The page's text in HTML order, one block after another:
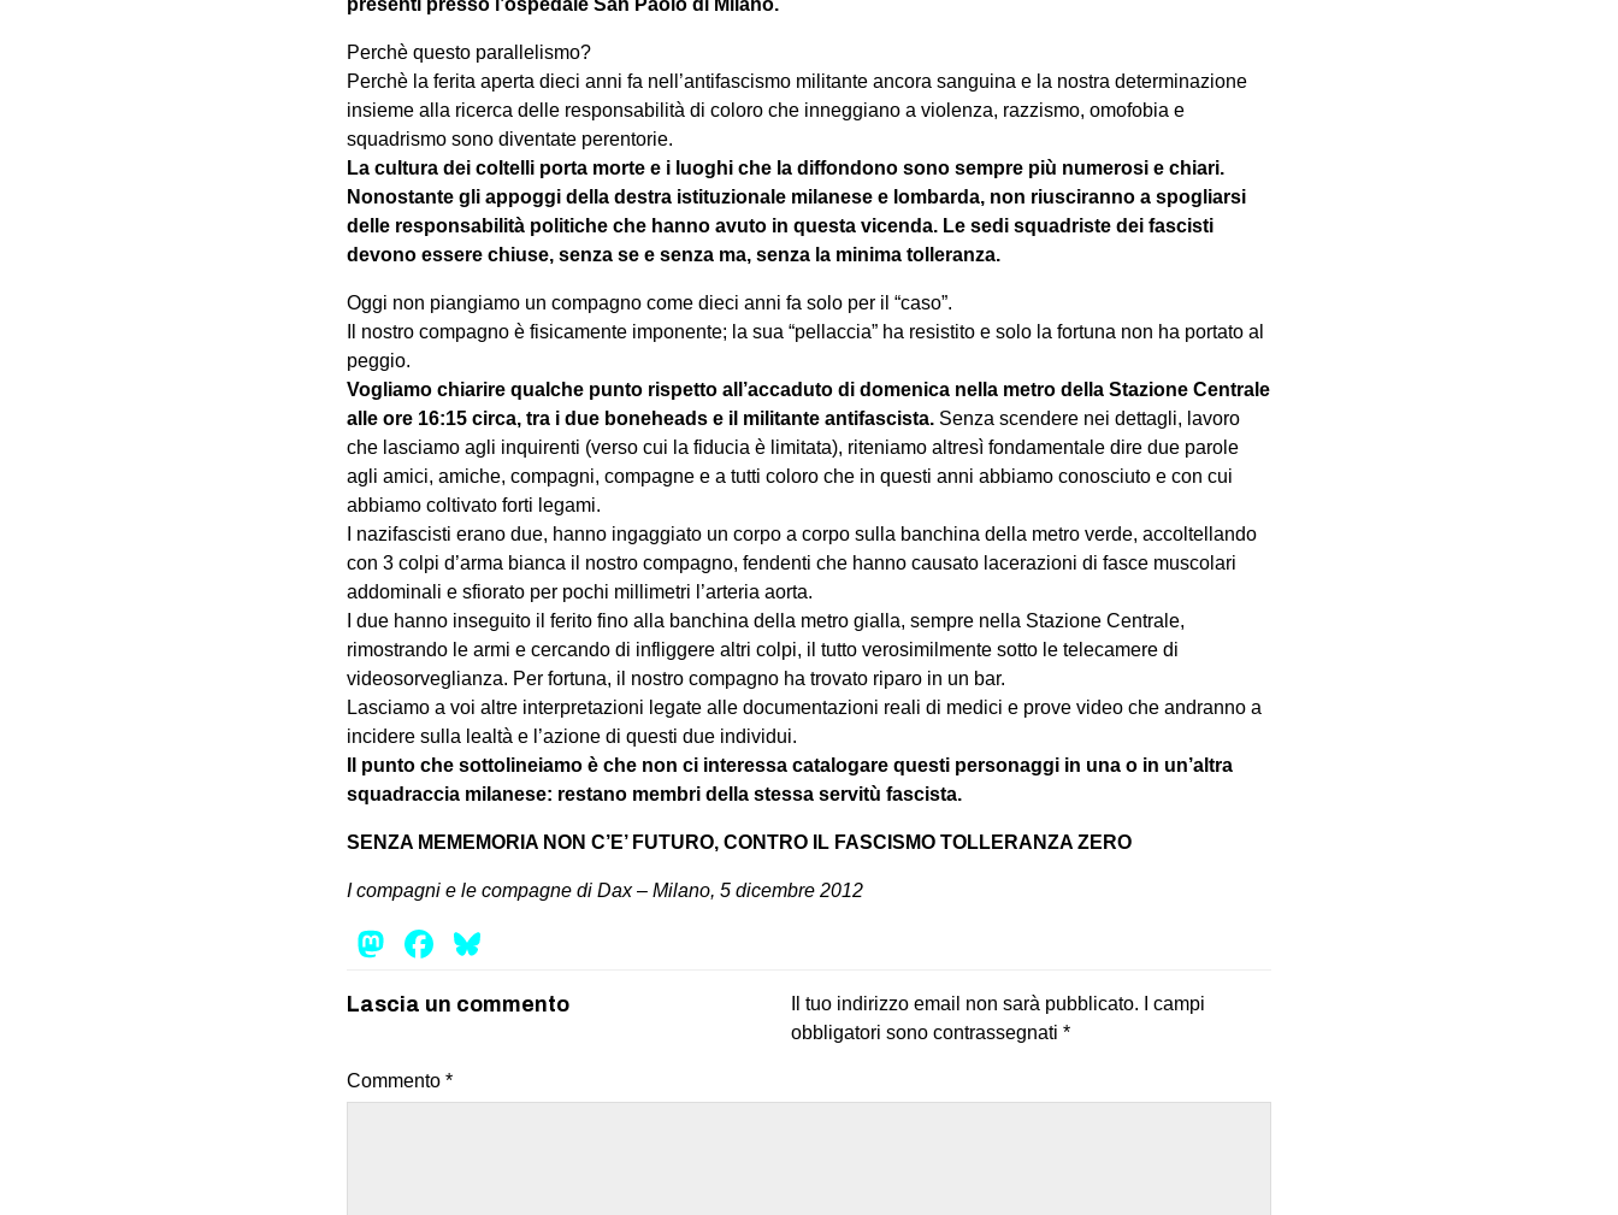
presenti presso l’ospedale San Paolo di Milano.
Perchè questo parallelismo?
Perchè la ferita aperta dieci anni fa nell’antifascismo militante ancora sanguina e la nostra determinazione
insieme alla ricerca delle responsabilità di coloro che inneggiano a violenza, razzismo, omofobia e
squadrismo sono diventate perentorie.
La cultura dei coltelli porta morte e i luoghi che la diffondono sono sempre più numerosi e chiari.
Nonostante gli appoggi della destra istituzionale milanese e lombarda, non riusciranno a spogliarsi
delle responsabilità politiche che hanno avuto in questa vicenda. Le sedi squadriste dei fascisti
devono essere chiuse, senza se e senza ma, senza la minima tolleranza.
Oggi non piangiamo un compagno come dieci anni fa solo per il “caso”.
Il nostro compagno è fisicamente imponente; la sua “pellaccia” ha resistito e solo la fortuna non ha portato al
peggio.
Vogliamo chiarire qualche punto rispetto all’accaduto di domenica nella metro della Stazione Centrale
alle ore 16:15 circa, tra i due boneheads e il militante antifascista. Senza scendere nei dettagli, lavoro
che lasciamo agli inquirenti (verso cui la fiducia è limitata), riteniamo altresì fondamentale dire due parole
agli amici, amiche, compagni, compagne e a tutti coloro che in questi anni abbiamo conosciuto e con cui
abbiamo coltivato forti legami.
I nazifascisti erano due, hanno ingaggiato un corpo a corpo sulla banchina della metro verde, accoltellando
con 3 colpi d’arma bianca il nostro compagno, fendenti che hanno causato lacerazioni di fasce muscolari
addominali e sfiorato per pochi millimetri l’arteria aorta.
I due hanno inseguito il ferito fino alla banchina della metro gialla, sempre nella Stazione Centrale,
rimostrando le armi e cercando di infliggere altri colpi, il tutto verosimilmente sotto le telecamere di
videosorveglianza. Per fortuna, il nostro compagno ha trovato riparo in un bar.
Lasciamo a voi altre interpretazioni legate alle documentazioni reali di medici e prove video che andranno a
incidere sulla lealtà e l’azione di questi due individui.
Il punto che sottolineiamo è che non ci interessa catalogare questi personaggi in una o in un’altra
squadraccia milanese: restano membri della stessa servitù fascista.
SENZA MEMEMORIA NON C’E’ FUTURO, CONTRO IL FASCISMO TOLLERANZA ZERO
I compagni e le compagne di Dax– Milano, 5 dicembre 2012
Mastodon
Facebook
Lascia un commento Il tuo indirizzo email non sarà pubblicato.
I campi
obbligatori sono contrassegnati *
Commento *